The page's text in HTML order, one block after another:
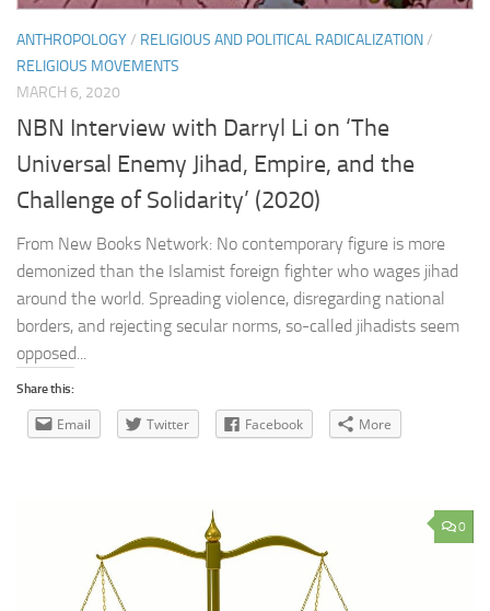
ANTHROPOLOGY/ RELIGIOUS AND POLITICAL RADICALIZATION/
RELIGIOUS MOVEMENTS
MARCH 6, 2020
NBN Interview with Darryl Li on ‘The
Universal Enemy Jihad, Empire, and the
Challenge of Solidarity’ (2020)
From New Books Network: No contemporary figure is more
demonized than the Islamist foreign fighter who wages jihad
around the world. Spreading violence, disregarding national
borders, and rejecting secular norms, so-called jihadists seem
opposed...
Share this:
Email Twitter Facebook More
0